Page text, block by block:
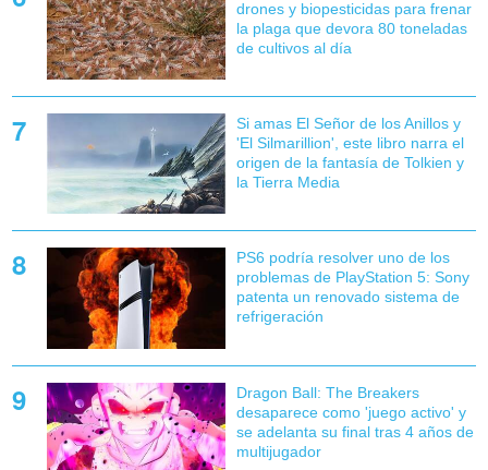
drones y biopesticidas para frenar
la plaga que devora 80 toneladas
de cultivos al día
Si amas El Señor de los Anillos y
'El Silmarillion', este libro narra el
origen de la fantasía de Tolkien y
la Tierra Media
PS6 podría resolver uno de los
problemas de PlayStation 5: Sony
patenta un renovado sistema de
refrigeración
Dragon Ball: The Breakers
desaparece como 'juego activo' y
se adelanta su final tras 4 años de
multijugador